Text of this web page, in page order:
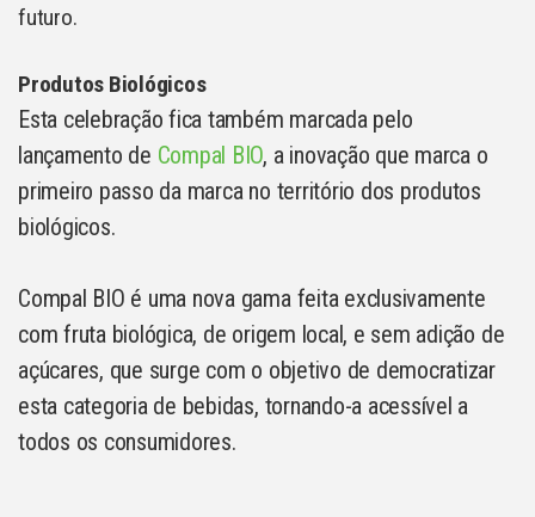
futuro.
Produtos Biológicos
Esta celebração fica também marcada pelo
lançamento de Compal BIO, a inovação que marca o
primeiro passo da marca no território dos produtos
biológicos.
Compal BIO é uma nova gama feita exclusivamente
com fruta biológica, de origem local, e sem adição de
açúcares, que surge com o objetivo de democratizar
esta categoria de bebidas, tornando-a acessível a
todos os consumidores.